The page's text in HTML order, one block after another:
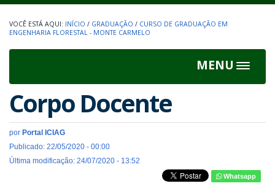
INÍCIO / GRADUAÇÃO / CURSO DE GRADUAÇÃO EM
ENGENHARIA FLORESTAL - MONTE CARMELO
MENU
Toggle
Corpo Docente
por Portal ICIAG
Publicado: 22/05/2020 - 00:00
Última modificação: 24/07/2020 - 13:52
Whatsapp